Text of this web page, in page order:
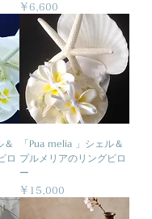
価格
￥6,600
＆
ロ
「Pua melia 」シェル＆
プルメリアのリングピロ
ー
価格
￥15,000